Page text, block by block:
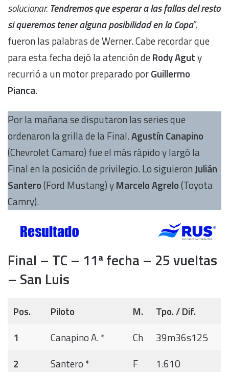
solucionar. Tendremos que esperar a las fallas del resto
si queremos tener alguna posibilidad en la Copa”,
fueron las palabras de Werner. Cabe recordar que
para esta fecha dejó la atención deRody Aguty
recurrió a un motor preparado porGuillermo
Pianca.
Por la mañana se disputaron las series que
ordenaron la grilla de la Final.Agustín Canapino
(Chevrolet Camaro) fue el más rápido y largó la
Final en la posición de privilegio. Lo siguieronJulián
Santero(Ford Mustang) yMarcelo Agrelo(Toyota
Camry).
Final – TC – 11ª fecha – 25 vueltas
– San Luis
Pos. Piloto M.
Tpo. / Dif.
1
Canapino A. * Ch
39m36s125
2
Santero * F
1.610